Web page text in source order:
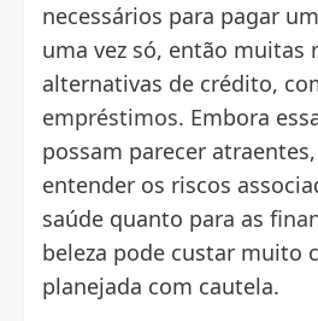
necessários para pagar
uma vez só, então muitas
alternativas de crédito,
empréstimos. Embora
possam parecer
entender os riscos
saúde quanto para as
beleza pode custar muito
planejada com cautela.